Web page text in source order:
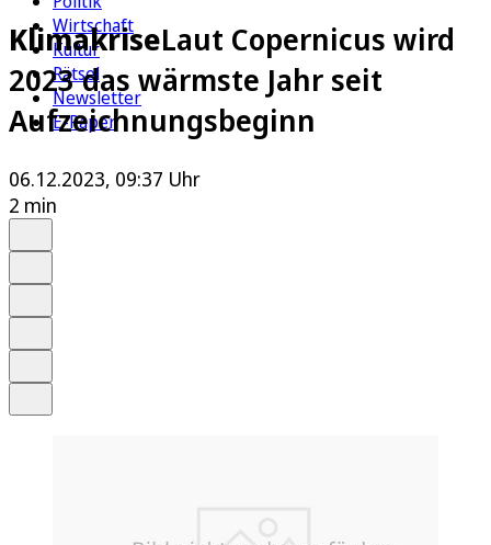
Wirtschaft
Kultur
Rätsel
Newsletter
E-Paper
KlimakriseLaut Copernicus wird
2023 das wärmste Jahr seit
Aufzeichnungsbeginn
06.12.2023, 09:37 Uhr
2 min